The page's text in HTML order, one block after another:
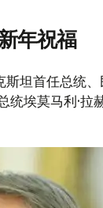
年祝福
坦首任总统、
统埃莫马利·拉